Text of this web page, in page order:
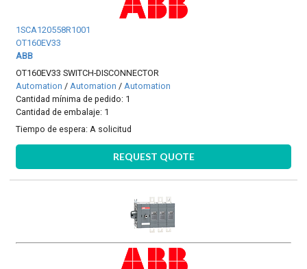
1SCA120558R1001
OT160EV33
ABB
OT160EV33 SWITCH-DISCONNECTOR
Automation / Automation / Automation
Cantidad mínima de pedido: 1
Cantidad de embalaje: 1
Tiempo de espera:A solicitud
REQUEST QUOTE